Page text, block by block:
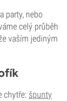
party, nebo
celý průběh
vaším jediným
chytře: špunty